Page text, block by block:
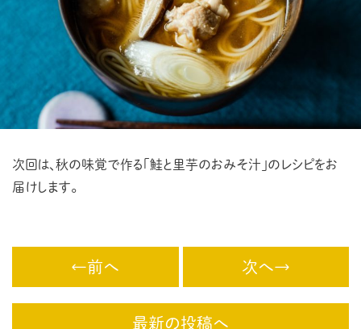
次回は、秋の味覚で作る「鮭と里芋のおみそ汁」のレシピをお
届けします。
←前へ 次へ→
最新の投稿へ